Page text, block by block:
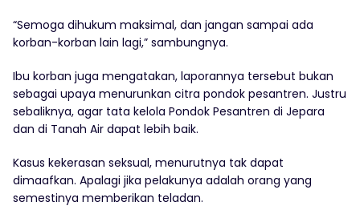
“Semoga dihukum maksimal, dan jangan sampai ada
korban-korban lain lagi,” sambungnya.
Ibu korban juga mengatakan, laporannya tersebut bukan
sebagai upaya menurunkan citra pondok pesantren. Justru
sebaliknya, agar tata kelola Pondok Pesantren di Jepara
dan di Tanah Air dapat lebih baik.
Kasus kekerasan seksual, menurutnya tak dapat
dimaafkan. Apalagi jika pelakunya adalah orang yang
semestinya memberikan teladan.